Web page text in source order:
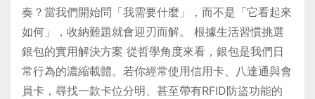
奏？當我們開始問「我需要什麼」，而不是「它看起來
如何」，收納難題就會迎刃而解。 根據生活習慣挑選
銀包的實用解決方案 從哲學角度來看，銀包是我們日
常行為的濃縮載體。若你經常使用信用卡、八達通與會
員卡，尋找一款卡位分明、甚至帶有RFID防盜功能的